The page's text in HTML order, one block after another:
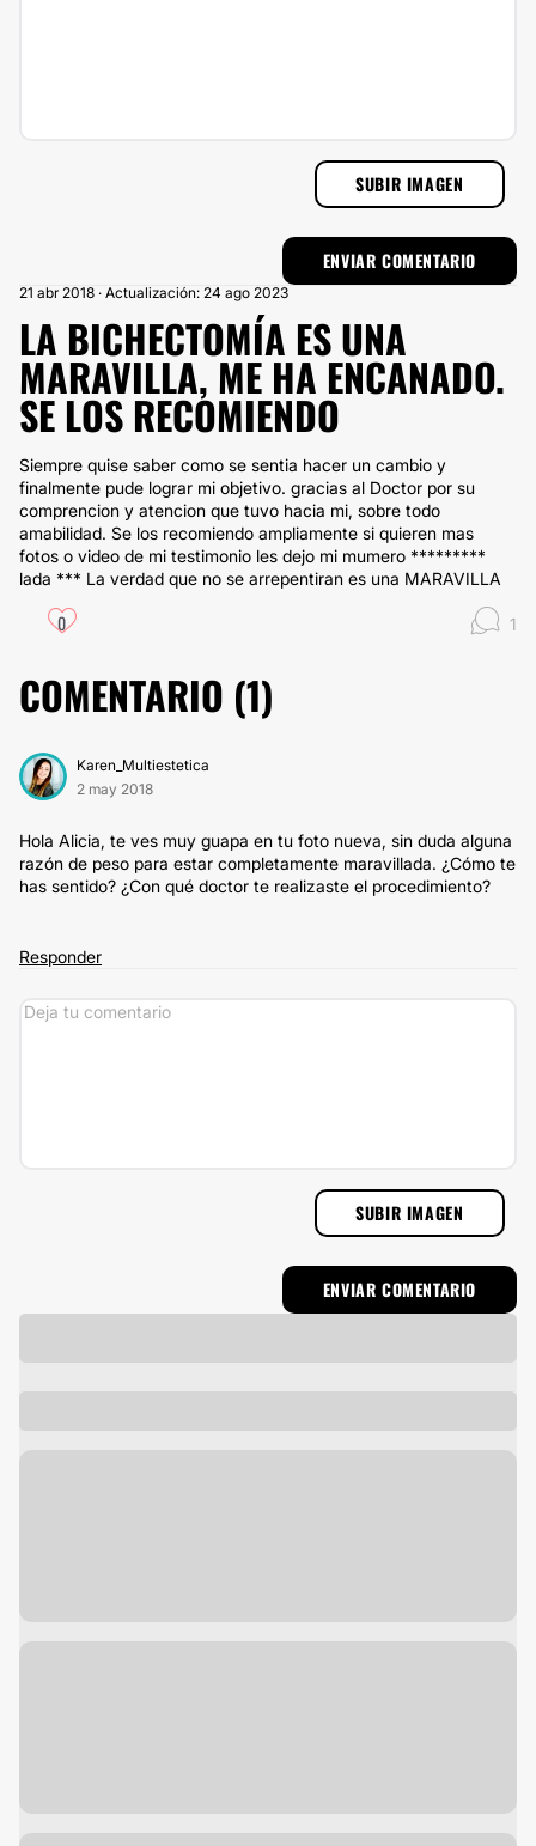
SUBIR IMAGEN
21 abr 2018 · Actualización: 24 ago 2023
LA BICHECTOMÍA ES UNA
MARAVILLA, ME HA ENCANADO.
SE LOS RECOMIENDO
Siempre quise saber como se sentia hacer un cambio y
finalmente pude lograr mi objetivo. gracias al Doctor por su
comprencion y atencion que tuvo hacia mi, sobre todo
amabilidad. Se los recomiendo ampliamente si quieren mas
fotos o video de mi testimonio les dejo mi mumero *********
lada *** La verdad que no se arrepentiran es una MARAVILLA
0 1
COMENTARIO (1)
Karen_Multiestetica
2 may 2018
Hola Alicia, te ves muy guapa en tu foto nueva, sin duda alguna
razón de peso para estar completamente maravillada. ¿Cómo te
has sentido? ¿Con qué doctor te realizaste el procedimiento?
Responder
SUBIR IMAGEN